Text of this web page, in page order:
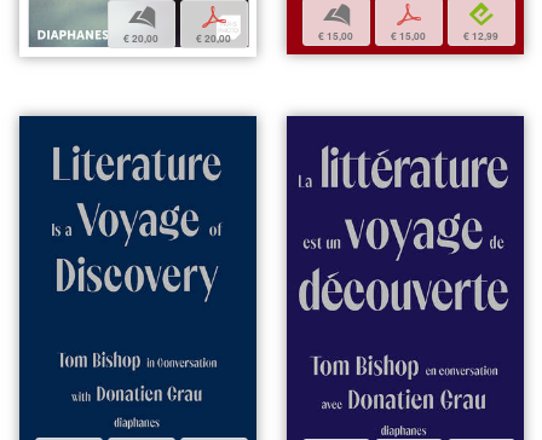
b
€ 20,00
p
€ 20,00
b
€ 15,00
p
€ 15,00
e
€ 12,99